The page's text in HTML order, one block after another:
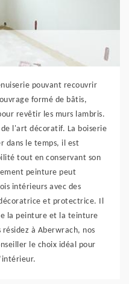
pouvant recouvrir
formé de bâtis,
revêtir les murs lambris.
l'art décoratif. La boiserie
dans le temps, il est
tout en conservant son
peinture peut
intérieurs avec des
et protectrice. Il
la peinture et la teinture
résidez à Aberwrach, nos
le choix idéal pour